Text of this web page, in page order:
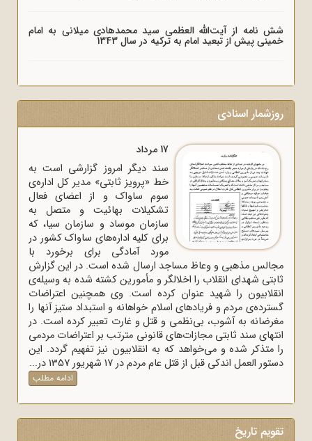
شش نامه از آیت‌الله العظمی سید محمدهادی میلانی به امام
خمینی پیش از تبعید امام به ترکیه در سال 1343
روزشمار اسنادی
17 مرداد
سند دیگر امروز گزارشی است به
خط «پرویز ثابتی» مدیر کل اداره‌ی
سوم ساواک و از اعضای فعال
تشکیلات بهائیت و متصل به
سازمان موساد و سازمان سیا، که
برای کلیه اداره‌های ساواک‌ کشور در
مورد آمادگی برای برخورد با
مجالس مذهبی و وعاظ مساجد ارسال شده است. در این گزارش
ثابتی شهدای انقلاب را اخلالگر و مأمورین کشته شده به وسیله‌ی
انقلابیون را شهید عنوان کرده است. وی همچنین اعتراضات
گسترده‌ی مردم و فریادهای اسلام خواهانه و استبداد ستیز آنها را
مغرضانه به آشوب، بی‌نظمی و قتل و غارت تعبیر کرده است. در
انتهای سند ثابتی مجازات‌های قانونی مترتب بر اعتراضات مردمی
را متذکر شده و می‌خواهد که به انقلابیون نیز تفهیم گردد. این
دستور العمل اندکی قبل از قتل عام مردم در 17 شهریور 1357 در...
ادامه مطلب
تقویم تاریخ